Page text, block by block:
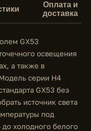
Оплата и
доставка
GX53
освещения
а также в
серии H4
GX53 без
источник света
под
холодного белого